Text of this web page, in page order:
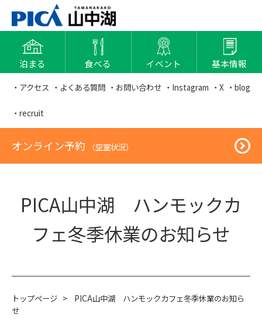
泊まる 食べる イベント 基本情報
・アクセス ・よくある質問 ・お問い合わせ ・Instagram ・X ・blog
・recruit
オンライン予約 （空室状況）
PICA山中湖 ハンモックカ
フェ冬季休業のお知らせ
トップページ >
PICA山中湖 ハンモックカフェ冬季休業のお知ら
せ